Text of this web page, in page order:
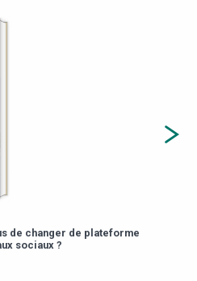
de changer de plateforme
sociaux ?